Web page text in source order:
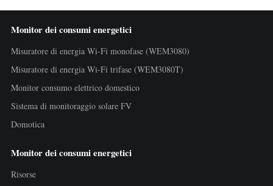
Monitor dei consumi energetici
Misuratore di energia Wi-Fi monofase (WEM3080)
Misuratore di energia Wi-Fi trifase (WEM3080T)
Monitor consumo elettrico domestico
Sistema di monitoraggio solare FV
Domotica
Monitor dei consumi energetici
Risorse